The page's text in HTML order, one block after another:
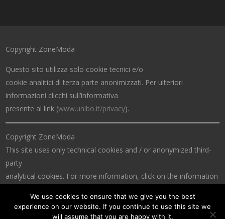
Copyright ZoneModa
Questo sito utilizza solo cookie tecnici e/o
cookie analitici di terza parte anonimizzati. Per ulteriori
informazioni clicchi sull’informativa
presente al link (www.unibo.it/privacy).
Copyright ZoneModa
This site uses only technical cookies and / or anonymized third-
party
analytical cookies. For more information, click on the information
We use cookies to ensure that we give you the best
experience on our website. If you continue to use this site we
will assume that you are happy with it.